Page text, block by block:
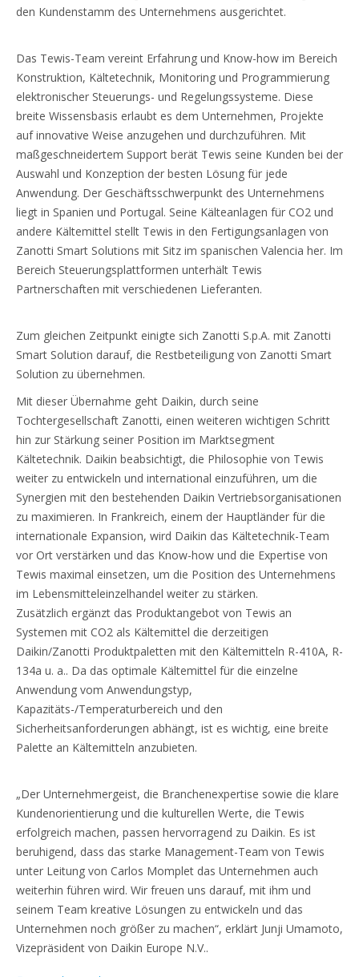
den Kundenstamm des Unternehmens ausgerichtet.
Das Tewis-Team vereint Erfahrung und Know-how im Bereich
Konstruktion, Kältetechnik, Monitoring und Programmierung
elektronischer Steuerungs- und Regelungssysteme. Diese
breite Wissensbasis erlaubt es dem Unternehmen, Projekte
auf innovative Weise anzugehen und durchzuführen. Mit
maßgeschneidertem Support berät Tewis seine Kunden bei der
Auswahl und Konzeption der besten Lösung für jede
Anwendung. Der Geschäftsschwerpunkt des Unternehmens
liegt in Spanien und Portugal. Seine Kälteanlagen für CO2 und
andere Kältemittel stellt Tewis in den Fertigungsanlagen von
Zanotti Smart Solutions mit Sitz im spanischen Valencia her. Im
Bereich Steuerungsplattformen unterhält Tewis
Partnerschaften mit verschiedenen Lieferanten.
Zum gleichen Zeitpunkt einigte sich Zanotti S.p.A. mit Zanotti
Smart Solution darauf, die Restbeteiligung von Zanotti Smart
Solution zu übernehmen.
Mit dieser Übernahme geht Daikin, durch seine
Tochtergesellschaft Zanotti, einen weiteren wichtigen Schritt
hin zur Stärkung seiner Position im Marktsegment
Kältetechnik. Daikin beabsichtigt, die Philosophie von Tewis
weiter zu entwickeln und international einzuführen, um die
Synergien mit den bestehenden Daikin Vertriebsorganisationen
zu maximieren. In Frankreich, einem der Hauptländer für die
internationale Expansion, wird Daikin das Kältetechnik-Team
vor Ort verstärken und das Know-how und die Expertise von
Tewis maximal einsetzen, um die Position des Unternehmens
im Lebensmitteleinzelhandel weiter zu stärken.
Zusätzlich ergänzt das Produktangebot von Tewis an
Systemen mit CO2 als Kältemittel die derzeitigen
Daikin/Zanotti Produktpaletten mit den Kältemitteln R-410A, R-
134a u. a.. Da das optimale Kältemittel für die einzelne
Anwendung vom Anwendungstyp,
Kapazitäts-/Temperaturbereich und den
Sicherheitsanforderungen abhängt, ist es wichtig, eine breite
Palette an Kältemitteln anzubieten.
„Der Unternehmergeist, die Branchenexpertise sowie die klare
Kundenorientierung und die kulturellen Werte, die Tewis
erfolgreich machen, passen hervorragend zu Daikin. Es ist
beruhigend, dass das starke Management-Team von Tewis
unter Leitung von Carlos Momplet das Unternehmen auch
weiterhin führen wird. Wir freuen uns darauf, mit ihm und
seinem Team kreative Lösungen zu entwickeln und das
Unternehmen noch größer zu machen“, erklärt Junji Umamoto,
Vizepräsident von Daikin Europe N.V..